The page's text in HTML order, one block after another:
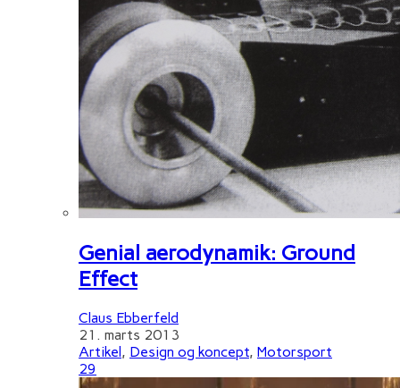
Genial aerodynamik: Ground
Effect
Claus Ebberfeld
21. marts 2013
Artikel, Design og koncept, Motorsport
29